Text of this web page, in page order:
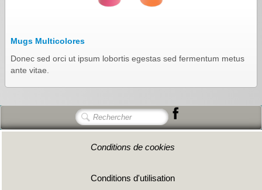
Mugs Multicolores
Donec sed orci ut ipsum lobortis egestas sed fermentum metus
ante vitae.
Conditions de cookies
Conditions d'utilisation